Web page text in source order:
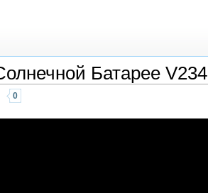
Батарее V234
0